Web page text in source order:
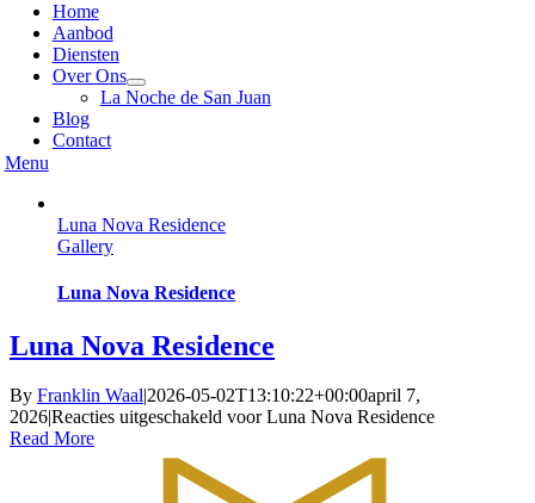
Home
Aanbod
Diensten
Over Ons
La Noche de San Juan
Blog
Contact
Menu
Luna Nova Residence
Gallery
Luna Nova Residence
Luna Nova Residence
By Franklin Waal|2026-05-02T13:10:22+00:00april 7,
2026|Reacties uitgeschakeld voor Luna Nova Residence
Read More